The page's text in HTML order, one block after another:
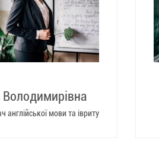
Володимирівна
мови та івриту